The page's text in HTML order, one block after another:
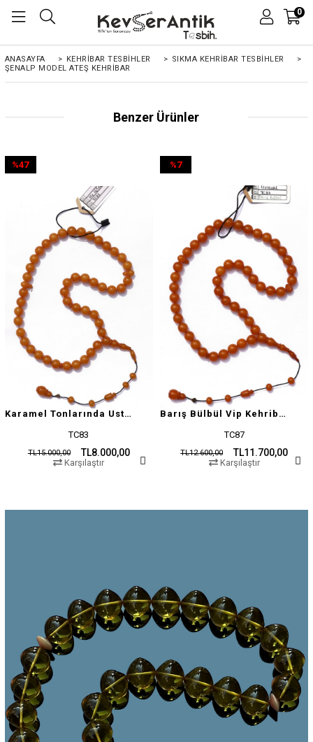
0
ANASAYFA > KEHRIBAR TESBIHLER > SIKMA KEHRİBAR TESBİHLER
>
ŞENALP MODEL ATEŞ KEHRIBAR
Benzer Ürünler
Karamel Tonlarında Usta İşçilikli Tesbih
TC83
TL8.000,00
TL15.000,00
%47
Karşılaştır
Barış Bülbül Vip Kehribar Tesbih
TC87
TL11.700,00
TL12.600,00
%7
Karşılaştır